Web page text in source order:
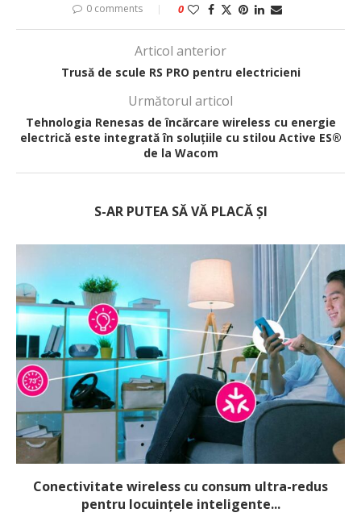
0 comments 0
Articol anterior
Trusă de scule RS PRO pentru electricieni
Următorul articol
Tehnologia Renesas de încărcare wireless cu energie
electrică este integrată în soluțiile cu stilou Active ES®
de la Wacom
S-AR PUTEA SĂ VĂ PLACĂ ȘI
Conectivitate wireless cu consum ultra-redus
pentru locuințele inteligente...